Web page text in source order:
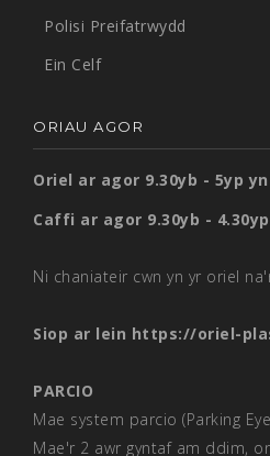
Polisi Preifatrwydd
Ein Celf
ORIAU AGOR
Oriel ar agor 9.30yb - 5yp
Caffi ar agor 9.30yb -
Ni chaniateir cwn yn yr oriel
Siop ar lein https://oriel-
PARCIO
Mae system parcio (Parking
Mae'r 2 awr gyntaf am ddim,